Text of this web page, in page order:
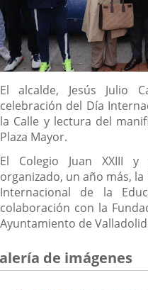
Descripción
El alcalde, Jesús Julio
celebración del Día
la Calle y lectura del
Plaza Mayor.
El Colegio Juan XXIII
organizado, un año más,
Internacional de la
colaboración con la
Ayuntamiento de
de imágenes